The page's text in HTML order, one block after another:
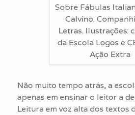
Sobre Fábulas
Calvino.
Letras. Ilustrações:
da Escola Logos e
Ação Extra
Não muito tempo atrás, a
apenas em ensinar o leitor a
Leitura em voz alta dos textos